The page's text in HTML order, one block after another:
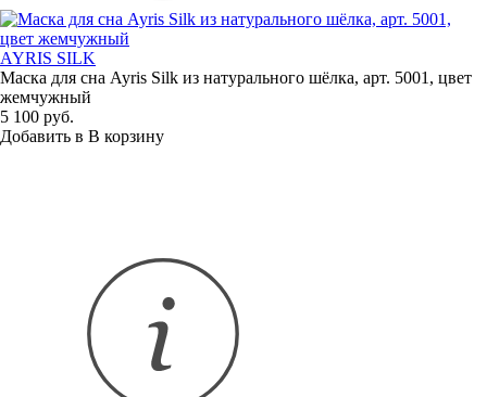
AYRIS SILK
Маска для сна Ayris Silk из натурального шёлка, арт. 5001, цвет
жемчужный
5 100 руб.
Добавить в В корзину